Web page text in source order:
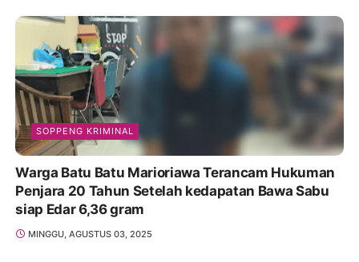
SOPPENG KRIMINAL
Warga Batu Batu Marioriawa Terancam Hukuman
Penjara 20 Tahun Setelah kedapatan Bawa Sabu
siap Edar 6,36 gram
MINGGU, AGUSTUS 03, 2025